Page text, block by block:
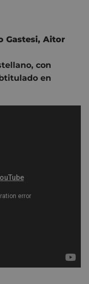
Gastesi, Aitor
con
en